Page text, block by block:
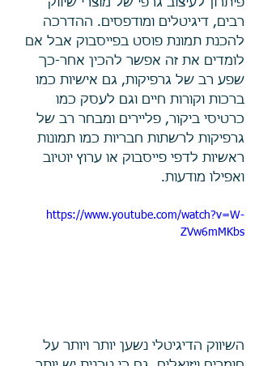
פיתרון לעיצוב גרפי של מוצרי שיווק
רבים, דיגיטלים ומודפסים. ההדרכה
להכנת תמונת פוסט בפייסבוק אבל אם
לומדים את זה אפשר להכין אחר-כך
שפע רב של גרפיקות, גם אישיות כמו
ברכות וקורות חיים וגם לעסק כמו
כרטיסי ביקור, פליירים ומבחר רב של
גרפיקות לרשתות חבריות כמו תמונות
ראשיות לדפי פייסבוק או ערוץ יוטיוב
ואפילו מודעות.
https://www.youtube.com/watch?v=W-
ZVw6mMKbs
השיווק הדיגיטלי נשען יותר ויותר על